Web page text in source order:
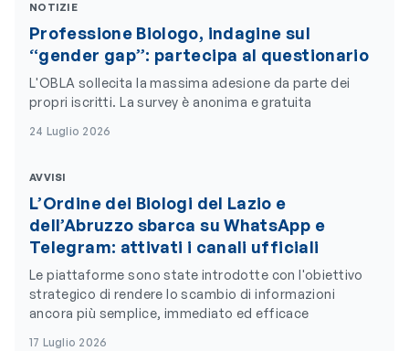
NOTIZIE
Professione Biologo, indagine sul
“gender gap”: partecipa al questionario
L'OBLA sollecita la massima adesione da parte dei
propri iscritti. La survey è anonima e gratuita
24 Luglio 2026
AVVISI
L’Ordine dei Biologi del Lazio e
dell’Abruzzo sbarca su WhatsApp e
Telegram: attivati i canali ufficiali
Le piattaforme sono state introdotte con l'obiettivo
strategico di rendere lo scambio di informazioni
ancora più semplice, immediato ed efficace
17 Luglio 2026